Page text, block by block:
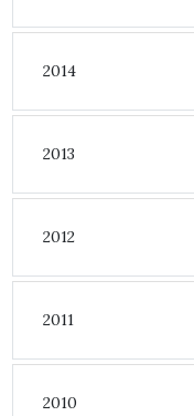
2014
2013
2012
2011
2010